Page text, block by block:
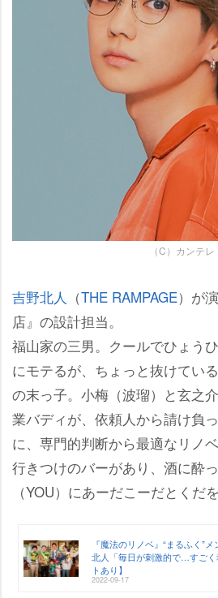
（C）カンテレ
吉野北人 （THE RAMPAGE）が
店』の設計担当。
福山家の三男。クールでひょう
にモテるが、ちょっと抜けてい
の末っ子。小梅（波瑠）と玄之
業バディが、依頼人から請け負
に、専門的判断から最適なリノ
行きつけのバーがあり、酒に酔
（YOU）にあーだこーだとくだを
『魔法のリノベ』“まるふく”
北人「毎日が刺激的で…すご
トあり】
2022-09-17